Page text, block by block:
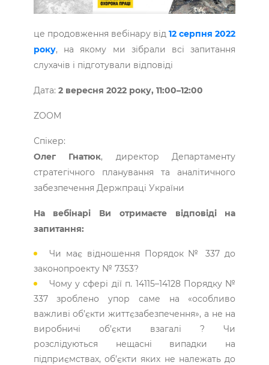
це продовження вебінару від12 серпня 2022
року, на якому ми зібрали всі запитання
слухачів і підготували відповіді
Дата: 2 вересня 2022 року, 11:00–12:00
ZOOM
Спікер:
Олег Гнатюк, директор Департаменту
стратегічного планування та аналітичного
забезпечення Держпраці України
На вебінарі Ви отримаєте відповіді на
запитання:
Чи має відношення Порядок № 337 до
законопроекту № 7353?
Чому у сфері дії п. 14115–14128 Порядку №
337 зроблено упор саме на «особливо
важливі об’єкти життєзабезпечення», а не на
виробничі об’єкти взагалі ? Чи
розслідуються нещасні випадки на
підприємствах, об’єкти яких не належать до